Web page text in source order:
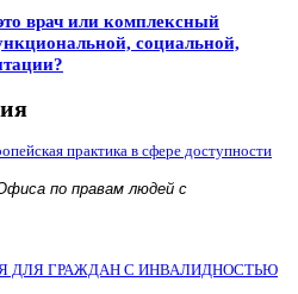
врач или комплексный
социальной,
практика в сфере доступности
по правам людей с
ДЛЯ ГРАЖДАН С ИНВАЛИДНОСТЬЮ